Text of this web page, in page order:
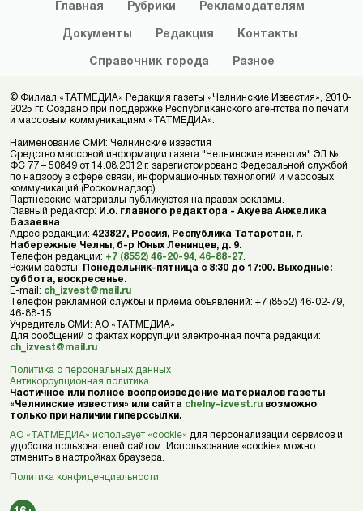
Главная Рубрики Рекламодателям
Документы Редакция Контакты
Справочник города Разное
© Филиал «ТАТМЕДИА» Редакция газеты «Челнинские Известия», 2010-
2025 гг. Создано при поддержке Республиканского агентства по печати
и массовым коммуникациям «ТАТМЕДИА».
Наименование СМИ: Челнинские известия
Средство массовой информации газета "Челнинские известия" ЭЛ №
ФС 77 – 50849 от 14.08.2012 г. зарегистрировано Федеральной службой
по надзору в сфере связи, информационных технологий и массовых
коммуникаций (Роскомнадзор)
Партнерские материалы публикуются на правах рекламы.
Главный редактор: И.о. главного редактора - Акуева Анжелика
Базаевна
Адрес редакции: 423827, Россия, Республика Татарстан, г.
Набережные Челны, б-р Юных Ленинцев, д. 9.
Телефон редакции: +7 (8552) 46-20-94 46-88-27
Режим работы: Понедельник–пятница с 8:30 до 17:00. Выходные:
суббота, воскресенье.
E-mail: ch_izvest@mail.ru
Телефон рекламной службы и приема объявлений: +7 (8552) 46-02-79,
46-88-15
Учредитель СМИ: АО «ТАТМЕДИА»
Для сообщений о фактах коррупции электронная почта редакции:
ch_izvest@mail.ru
Политика о персональных данных
Антикоррупционная политика
Частичное или полное воспроизведение материалов газеты
«Челнинские известия» или сайта chelny-izvest.ru возможно
только при наличии гиперссылки.
АО «ТАТМЕДИА» использует «cookie» для персонализации сервисов и
удобства пользователей сайтом. Использование «cookie» можно
отменить в настройках браузера.
Политика конфиденциальности